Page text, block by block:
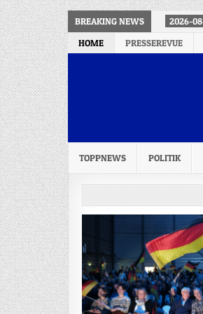
BREAKING NEWS 2026-
HOME
PRESSEREVUE
TOPPNEWS POLITIK